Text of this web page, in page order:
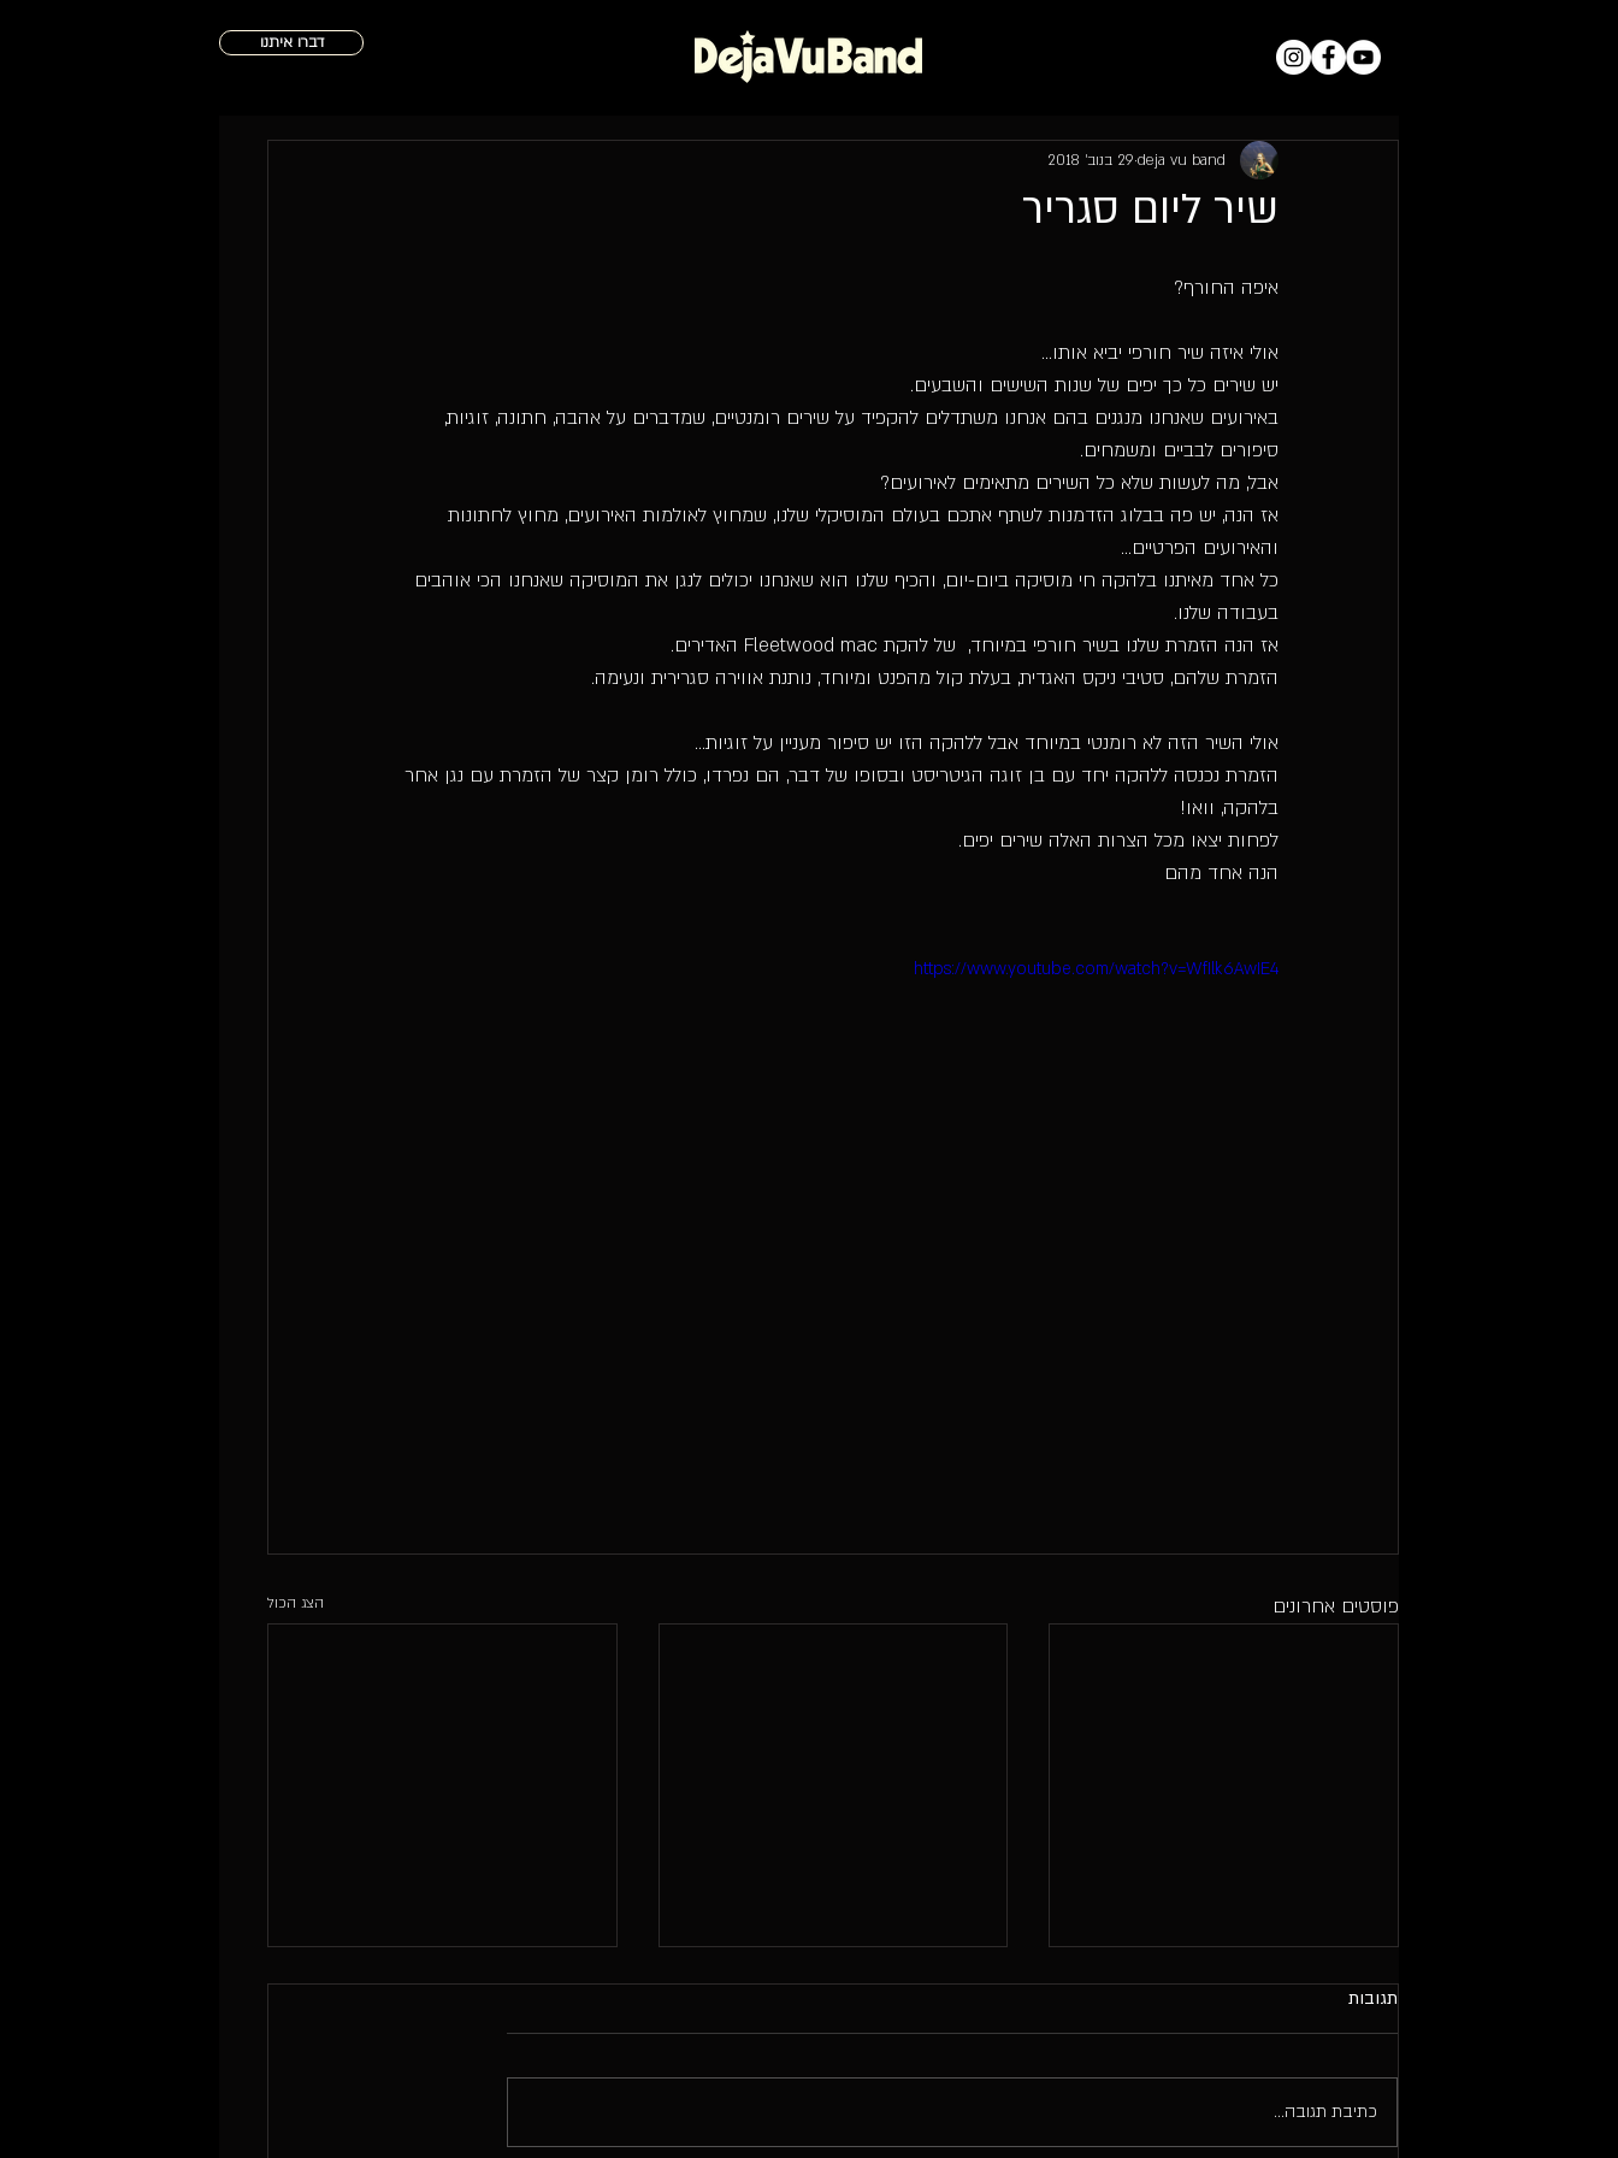
דברו איתנו
שיר ליום סגריר
deja vu band 29 בנוב׳ 2018
איפה החורף?
אולי איזה שיר חורפי יביא אותו...
יש שירים כל כך יפים של שנות השישים והשבעים.
באירועים שאנחנו מנגנים בהם אנחנו משתדלים להקפיד על שירים רומנטיים, שמדברים על אהבה, חתונה, זוגיות,
סיפורים לבביים ומשמחים.
אבל, מה לעשות שלא כל השירים מתאימים לאירועים?
אז הנה, יש פה בבלוג הזדמנות לשתף אתכם בעולם המוסיקלי שלנו, שמחוץ לאולמות האירועים, מחוץ לחתונות
והאירועים הפרטיים...
כל אחד מאיתנו בלהקה חי מוסיקה ביום-יום, והכיף שלנו הוא שאנחנו יכולים לנגן את המוסיקה שאנחנו הכי אוהבים
בעבודה שלנו.
אז הנה הזמרת שלנו בשיר חורפי במיוחד,  של להקת Fleetwood mac האדירים.
הזמרת שלהם, סטיבי ניקס האגדית, בעלת קול מהפנט ומיוחד, נותנת אווירה סגרירית ונעימה.
אולי השיר הזה לא רומנטי במיוחד אבל ללהקה הזו יש סיפור מעניין על זוגיות...
הזמרת נכנסה ללהקה יחד עם בן זוגה הגיטריסט ובסופו של דבר, הם נפרדו, כולל רומן קצר של הזמרת עם נגן אחר
בלהקה, וואו!
לפחות יצאו מכל הצרות האלה שירים יפים.
הנה אחד מהם
https://www.youtube.com/watch?v=WfIlk6AwIE4
פוסטים אחרונים הצג הכול
תגובות
כתיבת תגובה...